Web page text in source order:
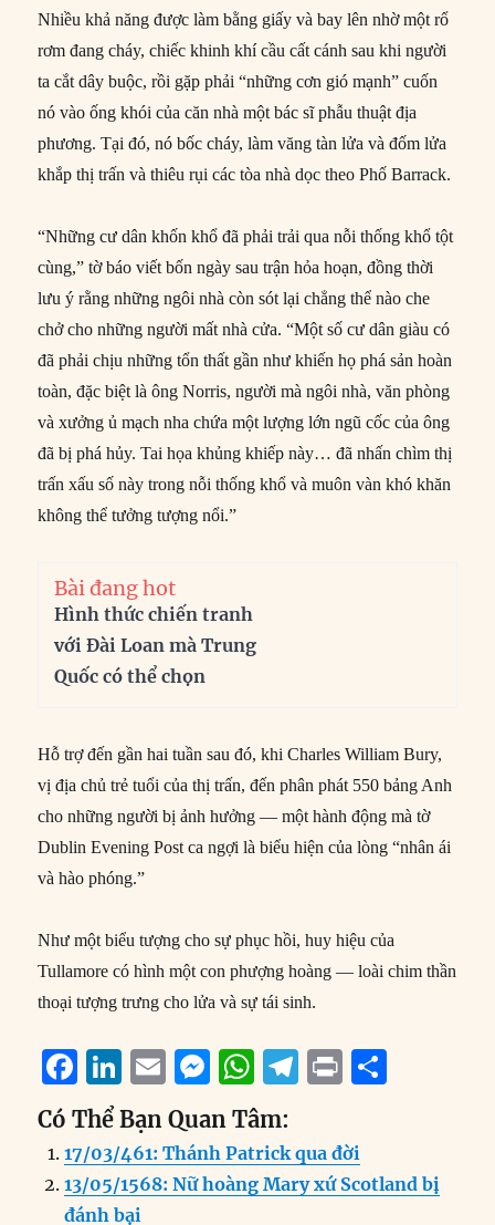
Nhiều khả năng được làm bằng giấy và bay lên nhờ một rổ
rơm đang cháy, chiếc khinh khí cầu cất cánh sau khi người
ta cắt dây buộc, rồi gặp phải “những cơn gió mạnh” cuốn
nó vào ống khói của căn nhà một bác sĩ phẫu thuật địa
phương. Tại đó, nó bốc cháy, làm văng tàn lửa và đốm lửa
khắp thị trấn và thiêu rụi các tòa nhà dọc theo Phố Barrack.
“Những cư dân khốn khổ đã phải trải qua nỗi thống khổ tột
cùng,” tờ báo viết bốn ngày sau trận hỏa hoạn, đồng thời
lưu ý rằng những ngôi nhà còn sót lại chẳng thể nào che
chở cho những người mất nhà cửa. “Một số cư dân giàu có
đã phải chịu những tổn thất gần như khiến họ phá sản hoàn
toàn, đặc biệt là ông Norris, người mà ngôi nhà, văn phòng
và xưởng ủ mạch nha chứa một lượng lớn ngũ cốc của ông
đã bị phá hủy. Tai họa khủng khiếp này… đã nhấn chìm thị
trấn xấu số này trong nỗi thống khổ và muôn vàn khó khăn
không thể tưởng tượng nổi.”
Bài đang hot
Hình thức chiến tranh
với Đài Loan mà Trung
Quốc có thể chọn
Hỗ trợ đến gần hai tuần sau đó, khi Charles William Bury,
vị địa chủ trẻ tuổi của thị trấn, đến phân phát 550 bảng Anh
cho những người bị ảnh hưởng — một hành động mà tờ
Dublin Evening Post ca ngợi là biểu hiện của lòng “nhân ái
và hào phóng.”
Như một biểu tượng cho sự phục hồi, huy hiệu của
Tullamore có hình một con phượng hoàng — loài chim thần
thoại tượng trưng cho lửa và sự tái sinh.
F
a
c
e
b
Li
n
k
e
d
E
m
ai
l
M
e
ss
e
n
W
h
at
s
A
T
e
g
r
P
n
t
re
Có Thể Bạn Quan Tâm:
17/03/461: Thánh Patrick qua đời
13/05/1568: Nữ hoàng Mary xứ Scotland bị
đánh bại